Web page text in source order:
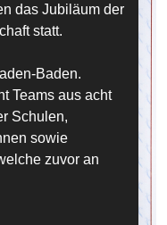
das Jubiläum der
statt.
Baden.
Teams aus acht
Schulen,
sowie
zuvor an